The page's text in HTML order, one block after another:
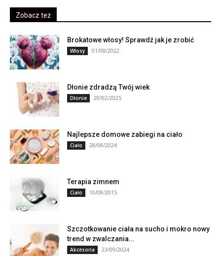
Zobacz też
Brokatowe włosy! Sprawdź jak je zrobić
Włosy 01/08/2022
Dłonie zdradzą Twój wiek
Dłonie 20/02/2025
Najlepsze domowe zabiegi na ciało
Ciało 28/08/2024
Terapia zimnem
Ciało 10/08/2015
Szczotkowanie ciała na sucho i mokro nowy
trend w zwalczania...
Akcesoria 23/09/2024